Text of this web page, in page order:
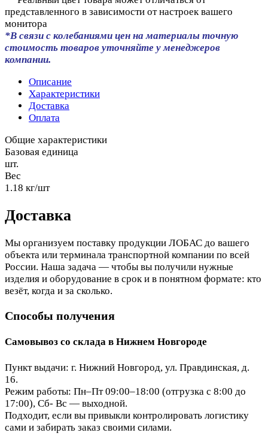
представленного в зависимости от настроек вашего
монитора
*В связи с колебаниями цен на материалы точную
стоимость товаров уточняйте у менеджеров
компании.
Описание
Характеристики
Доставка
Оплата
Общие характеристики
Базовая единица
шт.
Вес
1.18 кг/шт
Доставка
Мы организуем поставку продукции ЛОБАС до вашего
объекта или терминала транспортной компании по всей
России. Наша задача — чтобы вы получили нужные
изделия и оборудование в срок и в понятном формате: кто
везёт, когда и за сколько.
Способы получения
Самовывоз со склада в Нижнем Новгороде
Пункт выдачи: г. Нижний Новгород, ул. Правдинская, д.
16.
Режим работы: Пн–Пт 09:00–18:00 (отгрузка с 8:00 до
17:00), Сб- Вс — выходной.
Подходит, если вы привыкли контролировать логистику
сами и забирать заказ своими силами.